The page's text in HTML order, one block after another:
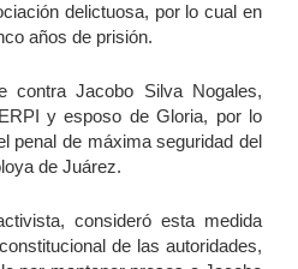
und solidarisches Arbeiten
der
delictuosa, por lo cual en
años de prisión.
contra Jacobo Silva Nogales,
y esposo de Gloria, por lo
penal de máxima seguridad del
de Juárez.
consideró esta medida
de las autoridades,